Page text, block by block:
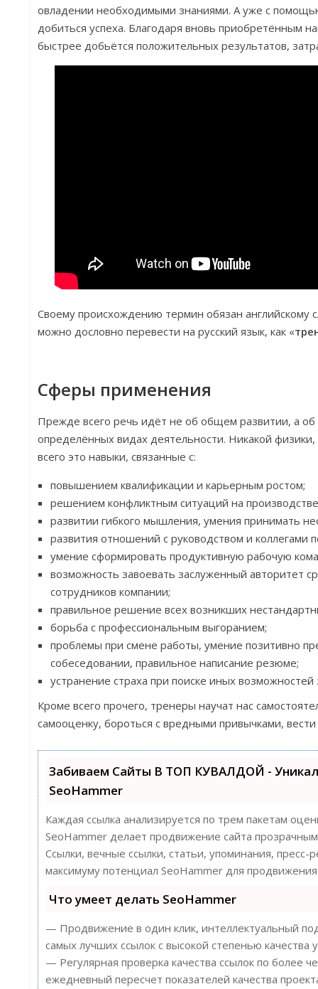
овладении необходимыми знаниями. А уже с
добиться успеха. Благодаря вновь приобретённым
быстрее добьётся положительных результатов,
Своему происхождению термин обязан английскому
можно дословно перевести на русский язык, как «
Сферы применения
Прежде всего речь идёт не об общем развитии, а об
определённых видах деятельности. Никакой
всего это навыки, связанные с:
повышением квалификации и карьерным ростом;
решением конфликтным ситуаций на
развитии гибкого мышления, умения принимать
развития отношений с руководством и коллегами
умение сформировать продуктивную рабочую
возможность завоевать заслуженный авторитет
сотрудников компании;
правильное решение всех возникших
борьба с профессиональным выгоранием;
проблемы при смене работы, умение позитивно
собеседовании, правильное написание резюме;
устранение страха при поиске иных
Кроме всего прочего, тренеры научат нас
самооценку, бороться с вредными привычками,
Забиваем Сайты В ТОП КУВАЛДОЙ -
SeoHammer
Каждая ссылка анализируется по трем пакетам
SeoHammer делает продвижение сайта
Ссылки, вечные ссылки, статьи, упоминания, пресс-
максимуму потенциал SeoHammer для
Что умеет делать SeoHammer
— Продвижение в один клик, интеллектуальный
самых лучших ссылок с высокой степенью качества
— Регулярная проверка качества ссылок по более
ежедневный пересчет показателей качества